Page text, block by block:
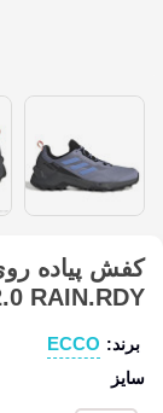
RAIN.RDY
برند: ECCO
سایز